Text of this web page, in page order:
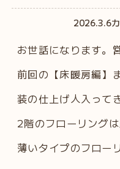
2026.3.6
お世話になります。
前回の【床暖房編】
装の仕上げ人入って
2階のフローリング
薄いタイプのフロー